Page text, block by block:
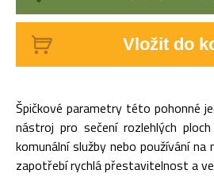
Vložit do
Špičkové parametry této pohonné
nástroj pro sečení rozlehlých
komunální služby nebo používání na
zapotřebí rychlá přestavitelnost a